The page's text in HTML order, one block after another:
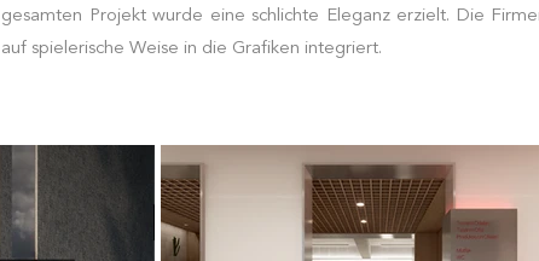
gesamten Projekt wurde eine schlichte Eleganz erzielt. Die
auf spielerische Weise in die Grafiken integriert.